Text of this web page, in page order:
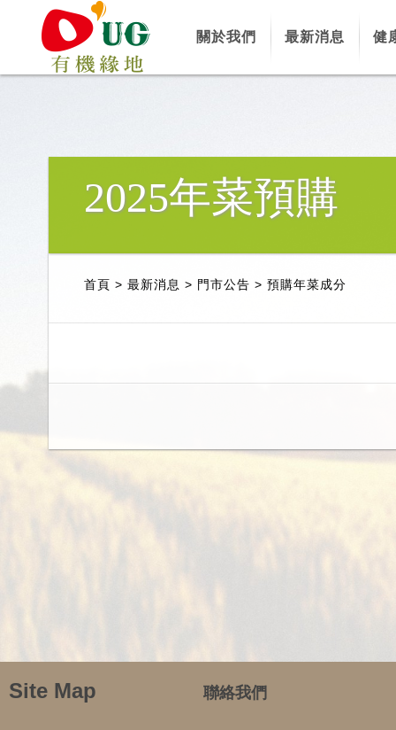
關於我們 最新消息 健
2025年菜預購
首頁 > 最新消息 > 門市公告 > 預購年菜成分
Site Map 聯絡我們